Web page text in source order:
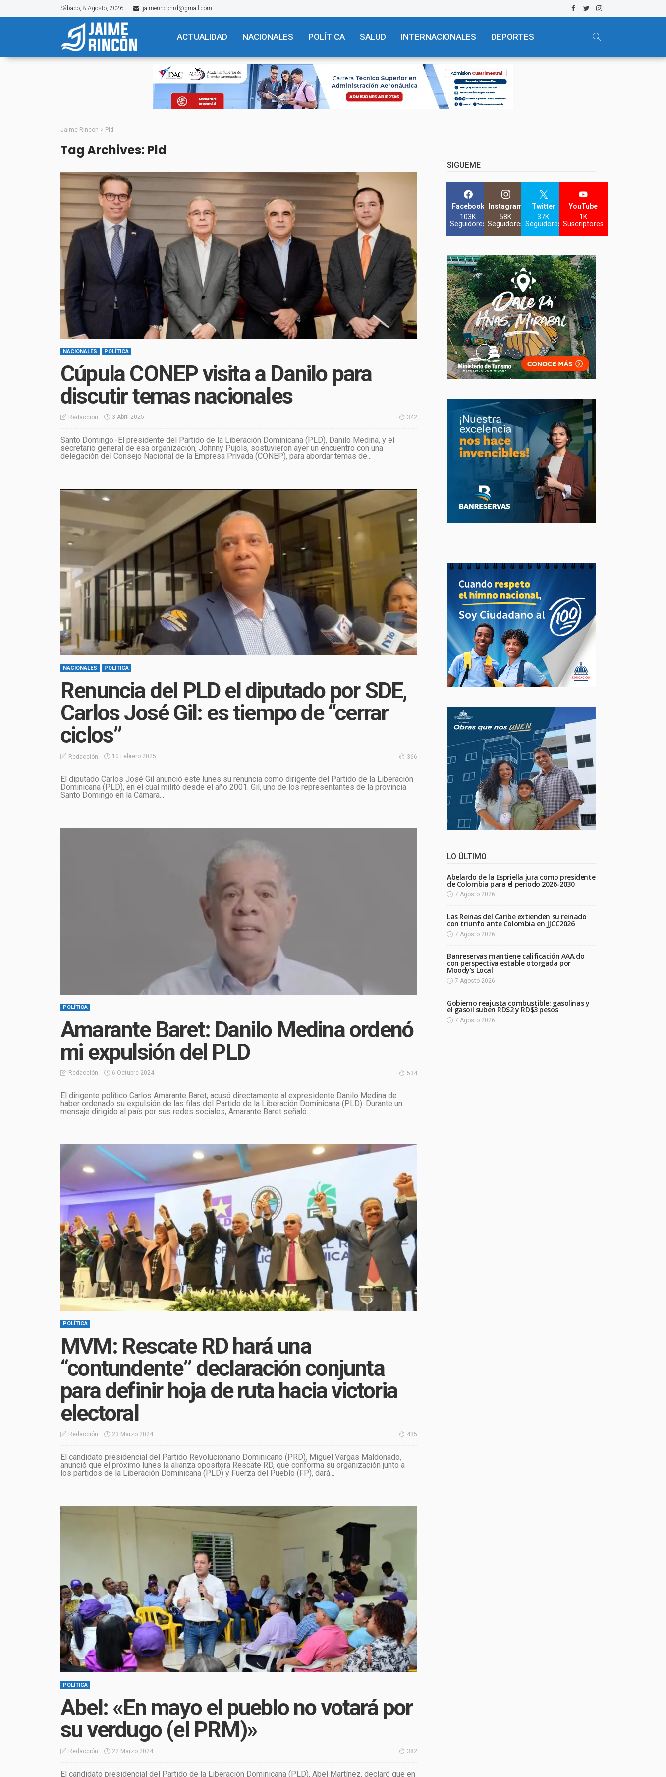
Sábado, 8 Agosto, 2026 jaimerinconrd@gmail.com
ACTUALIDAD NACIONALES POLÍTICA SALUD INTERNACIONALES DEPORTES
Jaime Rincon > Pld
Tag Archives: Pld
NACIONALES POLÍTICA
Cúpula CONEP visita a Danilo para
discutir temas nacionales
Redacción 3 Abril 2025 342
Santo Domingo.-El presidente del Partido de la Liberación Dominicana (PLD), Danilo Medina, y el
secretario general de esa organización, Johnny Pujols, sostuvieron ayer un encuentro con una
delegación del Consejo Nacional de la Empresa Privada (CONEP), para abordar temas de...
NACIONALES POLÍTICA
Renuncia del PLD el diputado por SDE,
Carlos José Gil: es tiempo de “cerrar
ciclos”
Redacción 10 Febrero 2025 366
El diputado Carlos José Gil anunció este lunes su renuncia como dirigente del Partido de la Liberación
Dominicana (PLD), en el cual militó desde el año 2001. Gil, uno de los representantes de la provincia
Santo Domingo en la Cámara...
POLÍTICA
Amarante Baret: Danilo Medina ordenó
mi expulsión del PLD
Redacción 6 Octubre 2024 534
El dirigente político Carlos Amarante Baret, acusó directamente al expresidente Danilo Medina de
haber ordenado su expulsión de las filas del Partido de la Liberación Dominicana (PLD). Durante un
mensaje dirigido al país por sus redes sociales, Amarante Baret señaló...
POLÍTICA
MVM: Rescate RD hará una
“contundente” declaración conjunta
para definir hoja de ruta hacia victoria
electoral
Redacción 23 Marzo 2024 435
El candidato presidencial del Partido Revolucionario Dominicano (PRD), Miguel Vargas Maldonado,
anunció que el próximo lunes la alianza opositora Rescate RD, que conforma su organización junto a
los partidos de la Liberación Dominicana (PLD) y Fuerza del Pueblo (FP), dará...
POLÍTICA
Abel: «En mayo el pueblo no votará por
su verdugo (el PRM)»
Redacción 22 Marzo 2024 382
El candidato presidencial del Partido de la Liberación Dominicana (PLD), Abel Martínez, declaró que en
SIGUEME
Facebook
103K
Seguidores
Instagram
58K
Seguidores
Twitter
37K
Seguidores
YouTube
1K
Suscriptores
LO ÚLTIMO
Abelardo de la Espriella jura como presidente
de Colombia para el periodo 2026-2030
7 Agosto 2026
Las Reinas del Caribe extienden su reinado
con triunfo ante Colombia en JJCC2026
7 Agosto 2026
Banreservas mantiene calificación AAA.do
con perspectiva estable otorgada por
Moody’s Local
7 Agosto 2026
Gobierno reajusta combustible: gasolinas y
el gasoil suben RD$2 y RD$3 pesos
7 Agosto 2026